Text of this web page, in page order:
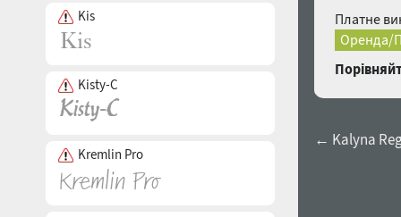
Kis
Kisty-C
Kremlin Pro
Платне
Оренда/
← Kalyna